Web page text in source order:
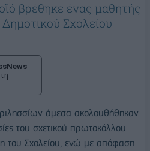
βρέθηκε ένας μαθητής
Σχολείου
άμεσα ακολουθήθηκαν
του σχετικού πρωτοκόλλου
του Σχολείου, ενώ με απόφαση